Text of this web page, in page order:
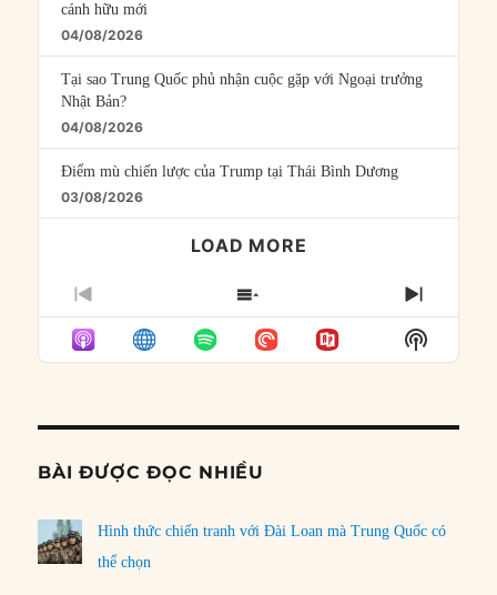
cánh hữu mới
04/08/2026
Tại sao Trung Quốc phủ nhận cuộc gặp với Ngoại trưởng
Nhật Bản?
04/08/2026
Điểm mù chiến lược của Trump tại Thái Bình Dương
03/08/2026
LOAD MORE
PREVIOUS
EPISODE
SHOW
EPISODES
LIST
NEXT
Show
Podcast
BÀI ĐƯỢC ĐỌC NHIỀU
Hình thức chiến tranh với Đài Loan mà Trung Quốc có
thể chọn